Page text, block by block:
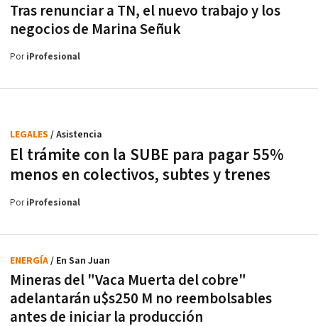
Tras renunciar a TN, el nuevo trabajo y los
negocios de Marina Señuk
PoriProfesional
El trámite con la SUBE para pagar 55%
menos en colectivos, subtes y trenes
LEGALES / Asistencia
PoriProfesional
Mineras del "Vaca Muerta del cobre"
adelantarán u$s250 M no reembolsables
antes de iniciar la producción
ENERGÍA/ En San Juan